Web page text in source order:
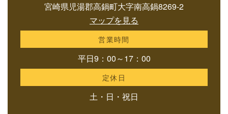
宮崎県児湯郡高鍋町大字南高鍋8269-2
マップを見る
営業時間
平日9：00～17：00
定休日
土・日・祝日